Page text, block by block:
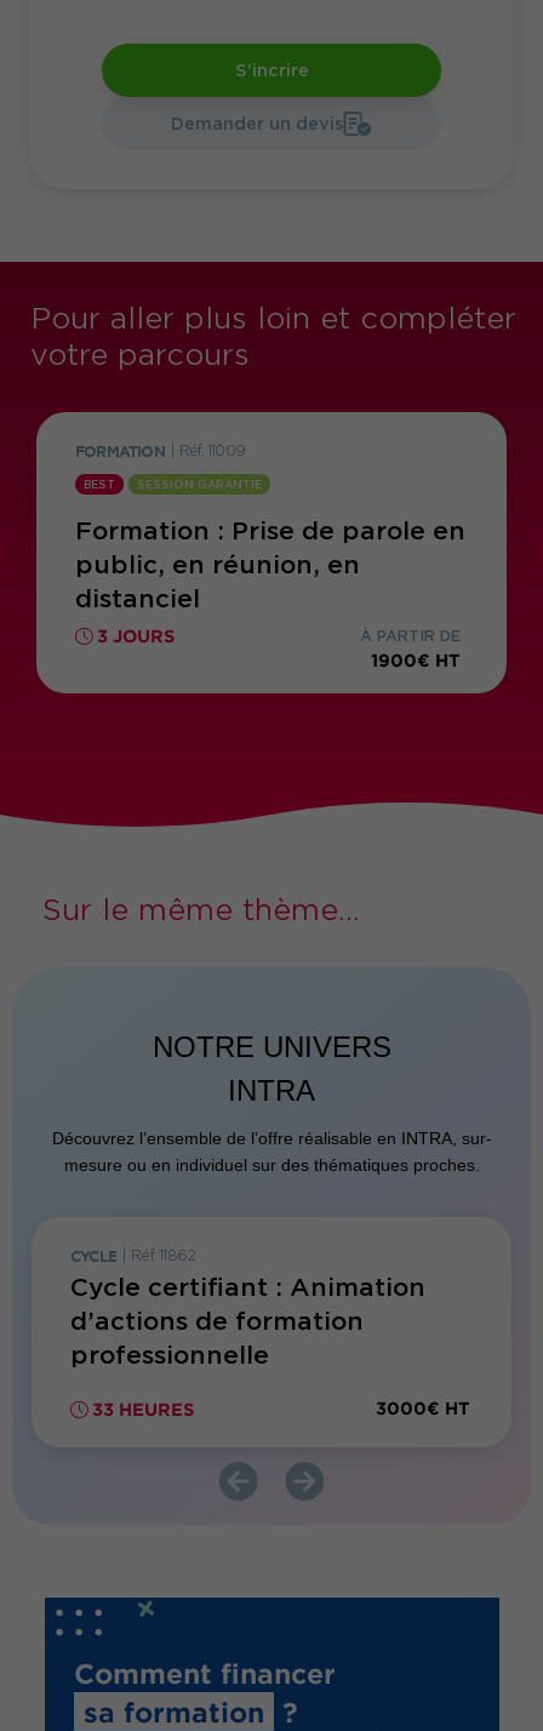
S'incrire
Demander un devis
Pour aller plus loin et compléter
votre parcours
FORMATION Réf. 11009
BEST SESSION GARANTIE
Formation : Prise de parole en
public, en réunion, en
distanciel
3 JOURS À PARTIR DE
1900€ HT
Sur le même thème...
NOTRE UNIVERS
INTRA
Découvrez l’ensemble de l’offre réalisable en INTRA, sur-
mesure ou en individuel sur des thématiques proches.
CYCLE Réf. 11862
Cycle certifiant : Animation
d’actions de formation
professionnelle
33 HEURES 3000€ HT
Comment financer
sa formation
?